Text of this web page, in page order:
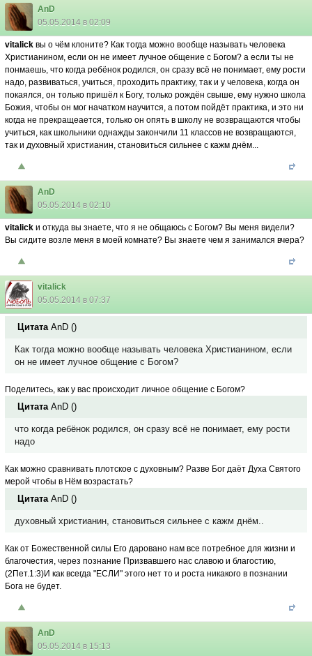
AnD
05.05.2014 в 02:09
vitalick вы о чëм клоните? Как тогда можно вообще называть человека
Христианином, если он не имеет лучное общение с Богом? а если ты не
понмаешь, что когда ребëнок родился, он сразу всë не понимает, ему рости
надо, развиваться, учиться, проходить практику, так и у человека, когда он
покаялся, он только пришëл к Богу, только рождëн свыше, ему нужно школа
Божия, чтобы он мог начатком научится, а потом пойдëт практика, и это ни
когда не прекращеается, только он опять в школу не возвращаются чтобы
учиться, как школьники однажды закончили 11 классов не возвращаются,
так и духовный христианин, становиться сильнее с кажм днëм...
AnD
05.05.2014 в 02:10
vitalick и откуда вы знаете, что я не общаюсь с Богом? Вы меня видели?
Вы сидите возле меня в моей комнате? Вы знаете чем я занимался вчера?
vitalick
05.05.2014 в 07:37
Цитата AnD ()
Как тогда можно вообще называть человека Христианином, если
он не имеет лучное общение с Богом?
Поделитесь, как у вас происходит личное общение с Богом?
Цитата AnD ()
что когда ребëнок родился, он сразу всë не понимает, ему рости
надо
Как можно сравнивать плотское с духовным? Разве Бог даёт Духа Святого
мерой чтобы в Нём возрастать?
Цитата AnD ()
духовный христианин, становиться сильнее с кажм днëм..
Как от Божественной силы Его даровано нам все потребное для жизни и
благочестия, через познание Призвавшего нас славою и благостию,
(2Пет.1:3)И как всегда "ЕСЛИ" этого нет то и роста никакого в познании
Бога не будет.
AnD
05.05.2014 в 15:13